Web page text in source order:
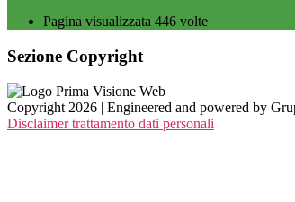
Pagina visualizzata 446 volte
Sezione Copyright
Copyright 2026 | Engineered and powered by
Disclaimer trattamento dati personali